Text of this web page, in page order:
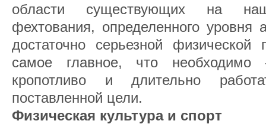
области существующих на
фехтования, определенного уровня
достаточно серьезной физической
самое главное, что необходимо
кропотливо и длительно
поставленной цели.
Физическая культура и спорт